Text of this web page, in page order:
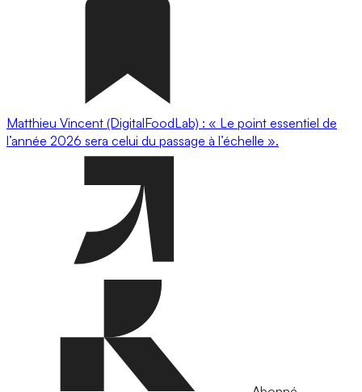
Matthieu Vincent (DigitalFoodLab) : « Le point essentiel de
l’année 2026 sera celui du passage à l’échelle ».